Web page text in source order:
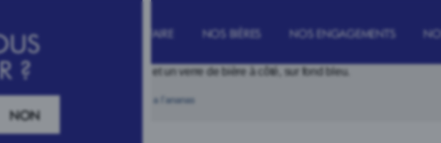
?
NON
NOTRE SAVOIR FAIRE NOS BIÈRES NOS ENGAGEMENTS
Brochettes de crevettes a l’ananas